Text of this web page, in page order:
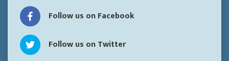
Follow us on Facebook
Follow us on Twitter